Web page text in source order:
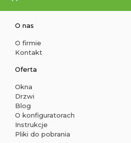
O nas
O firmie
Kontakt
Oferta
Okna
Drzwi
Blog
O konfiguratorach
Instrukcje
Pliki do pobrania